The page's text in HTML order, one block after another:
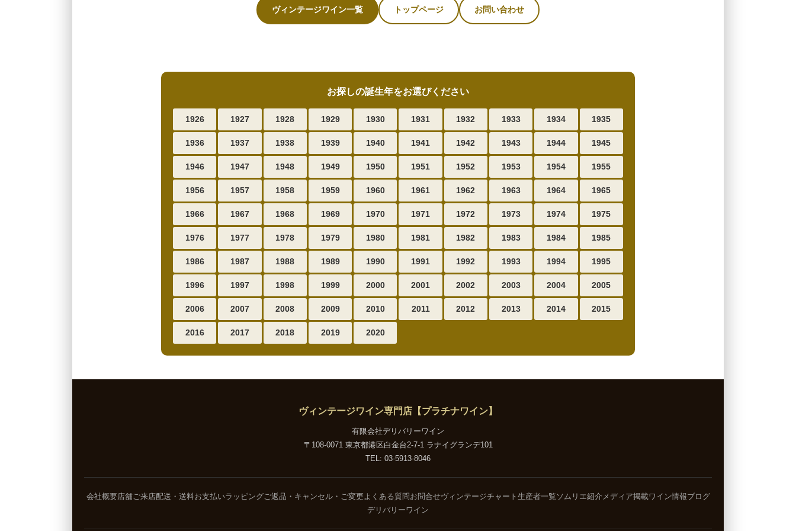
ヴィンテージワイン一覧 トップページ お問い合わせ
お探しの誕生年をお選びください
1926 1927 1928 1929 1930 1931 1932 1933 1934 1935
1936 1937 1938 1939 1940 1941 1942 1943 1944 1945
1946 1947 1948 1949 1950 1951 1952 1953 1954 1955
1956 1957 1958 1959 1960 1961 1962 1963 1964 1965
1966 1967 1968 1969 1970 1971 1972 1973 1974 1975
1976 1977 1978 1979 1980 1981 1982 1983 1984 1985
1986 1987 1988 1989 1990 1991 1992 1993 1994 1995
1996 1997 1998 1999 2000 2001 2002 2003 2004 2005
2006 2007 2008 2009 2010 2011 2012 2013 2014 2015
2016 2017 2018 2019 2020
ヴィンテージワイン専門店【プラチナワイン】
有限会社デリバリーワイン
〒108-0071 東京都港区白金台2-7-1 ラナイグランデ101
TEL: 03-5913-8046
会社概要店舗ご来店配送・送料お支払いラッピングご返品・キャンセル・ご変更よくある質問 お問合せヴィンテージチャート 生産者一覧 ソムリエ紹介 メディア掲載ワイン情報ブログ
デリバリーワイン